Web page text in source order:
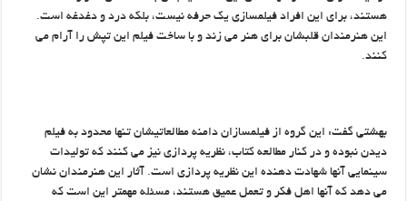
هستند، برای این افراد فیلمسازی یک حرفه نیست، بلکه درد و دغدغه است.
این هنرمندان قلبشان برای هنر می زند و با ساخت فیلم این تپش را آرام می
کنند.
بهشتی گفت: این گروه از فیلمسازان دامنه مطالعاتیشان تنها محدود به فیلم
دیدن نبوده و در کنار مطالعه کتاب، نظریه پردازی نیز می کنند که تولیدات
سینمایی آنها شهادت دهنده این نظریه پردازی است. آثار این هنرمندان نشان
می دهد که آنها اهل فکر و تعمل عمیق هستند، مسئله مهمتر این است که